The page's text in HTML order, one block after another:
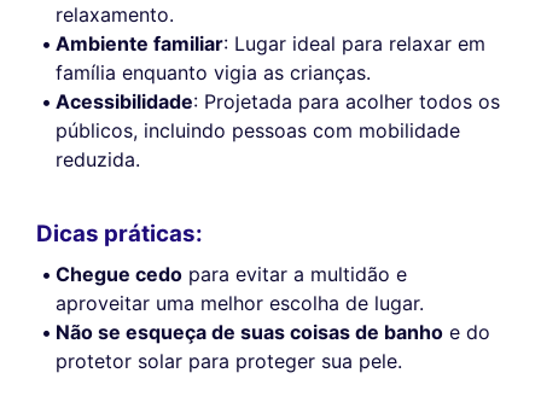
relaxamento.
Ambiente familiar: Lugar ideal para relaxar em
família enquanto vigia as crianças.
Acessibilidade: Projetada para acolher todos os
públicos, incluindo pessoas com mobilidade
reduzida.
Dicas práticas:
Chegue cedo para evitar a multidão e
aproveitar uma melhor escolha de lugar.
Não se esqueça de suas coisas de banho e do
protetor solar para proteger sua pele.